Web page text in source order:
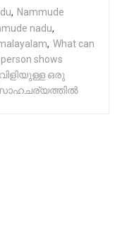
, Nammude
nadu,
, What can
shows
ഒരു